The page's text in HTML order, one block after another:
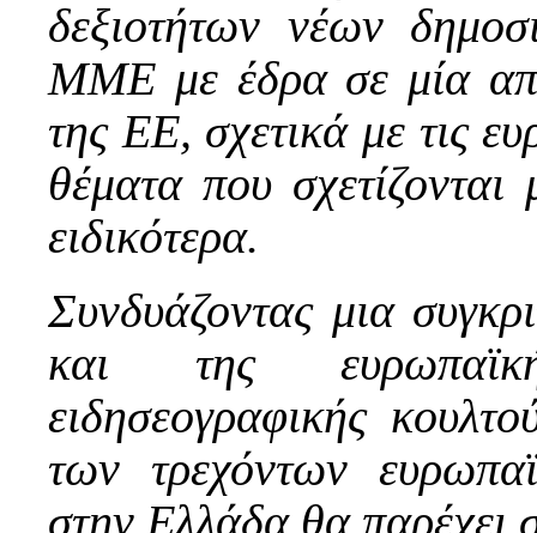
δεξιοτήτων νέων
ΜΜΕ με έδρα σε μία
της ΕΕ, σχετικά με τις
θέματα που
ειδικότερα.
Συνδυάζοντας μια
και της
ειδησεογραφικής
των τρεχόντων
στην Ελλάδα θα παρέχει